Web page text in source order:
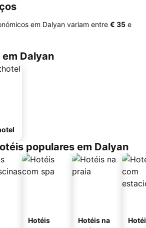
em Dalyan variam entre ‎€ 35 e
Dalyan
populares em Dalyan
Hotéis
Hotéis na